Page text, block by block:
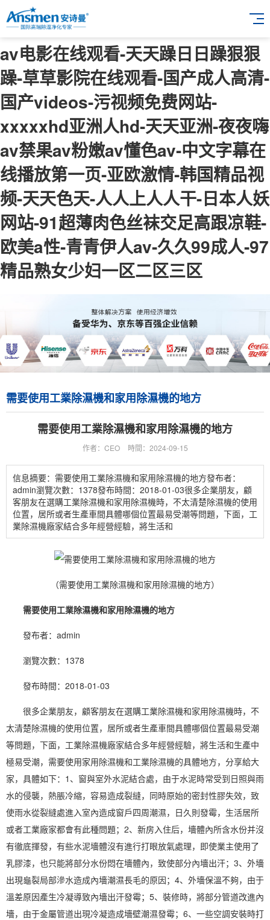
av电影在线观看-天天躁日日躁狠狠
躁-草草影院在线观看-国产成人高清-
国产videos-污视频免费网站-
xxxxxhd亚洲人hd-天天亚洲-夜夜嗨
av禁果av粉嫩av懂色av-中文字幕在
线播放第一页-亚欧激情-韩国精品视
频-天天色天-人人上人人干-日本人妖
网站-91超薄肉色丝袜交足高跟凉鞋-
欧美a性-青青伊人av-久久99成人-97
精品熟女少妇一区二区三区
需要使用工業除濕機和家用除濕機的地方
需要使用工業除濕機和家用除濕機的地方
作者：CEO 時間：2024-09-15
信息摘要：需要使用工業除濕機和家用除濕機的地方發布者：
admin瀏覽次數：1378發布時間：2018-01-03很多企業朋友，顧
客朋友在選購工業除濕機和家用除濕機時，不太清楚除濕機的使用
位置，居所或者生產車間具體哪個位置最易受潮等問題，下面，工
業除濕機廠家結合多年經營經驗，將生活和
（需要使用工業除濕機和家用除濕機的地方）
需要使用工業除濕機和家用除濕機的地方
發布者：admin
瀏覽次數：1378
發布時間：2018-01-03
很多企業朋友，顧客朋友在選購工業除濕機和家用除濕機時，不
太清楚除濕機的使用位置，居所或者生產車間具體哪個位置最易受潮
等問題，下面，工業除濕機廠家結合多年經營經驗，將生活和生產中
極易受潮，需要使用家用除濕機和工業除濕機的具體地方，分享給大
家，具體如下：1、窗與室外水泥結合處，由于水泥時常受到日照與雨
水的侵襲，熱脹冷縮，容易造成裂縫，同時原始的密封性膠失效，致
使雨水從裂縫處進入室內造成窗戶四周潮濕，日久則發霉，生活居所
或者工業廠家都會有此種問題；2、新房入住后，墻體內所含水份并沒
有徹底揮發，有些水泥墻體沒有進行打眼放氣處理，即使業主使用了
乳膠漆，也只能將部分水份悶在墻體內，致使部分內墻出汗；3、外墻
出現龜裂局部滲水造成內墻潮濕長毛的原因；4、外墻保溫不夠，由于
溫差原因產生冷凝導致內墻出汗發霉；5、裝修時，將部分管道改進內
墻，由于金屬管道出現冷凝造成墻壁潮濕發霉；6、一些空調安裝時打